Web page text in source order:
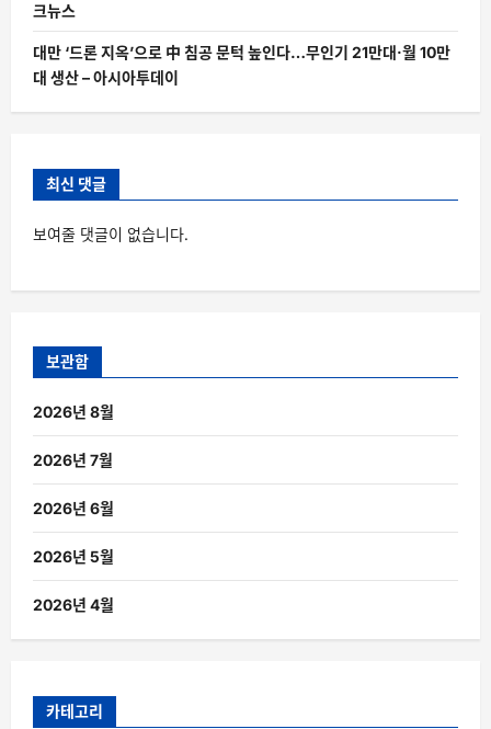
크뉴스
대만 ‘드론 지옥’으로 中 침공 문턱 높인다…무인기 21만대·월 10만
대 생산 – 아시아투데이
최신 댓글
보여줄 댓글이 없습니다.
보관함
2026년 8월
2026년 7월
2026년 6월
2026년 5월
2026년 4월
카테고리